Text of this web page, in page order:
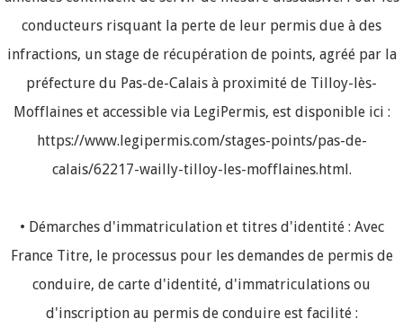
conducteurs risquant la perte de leur permis due à des
infractions, un stage de récupération de points, agréé par la
préfecture du Pas-de-Calais à proximité de Tilloy-lès-
Mofflaines et accessible via LegiPermis, est disponible ici :
https://www.legipermis.com/stages-points/pas-de-
calais/62217-wailly-tilloy-les-mofflaines.html.
• Démarches d'immatriculation et titres d'identité : Avec
France Titre, le processus pour les demandes de permis de
conduire, de carte d'identité, d'immatriculations ou
d'inscription au permis de conduire est facilité :